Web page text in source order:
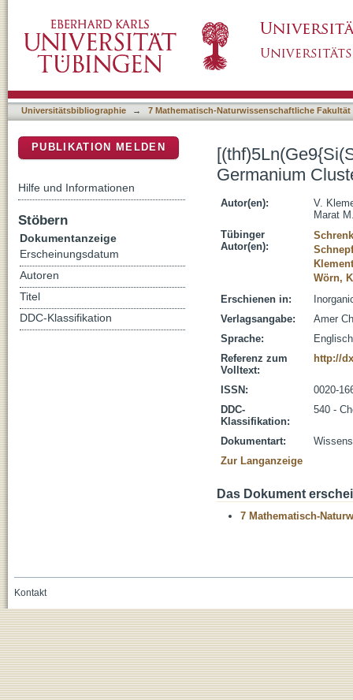
Lanthanides
Universitätsbibliographie → 7 Mathematisch-Naturwissenschaftliche Fakultät
Germanium
Autor(en):
V.
Marat
Tübinger
Autor(en):
Wörn,
Erschienen in:
Verlagsangabe:
Amer
Sprache:
Englisch
Referenz zum
Volltext:
http://
ISSN:
0020-
DDC-
Klassifikation:
540 -
Dokumentart:
Zur Langanzeige
Das Dokument
7 Mathematisch-
PUBLIKATION MELDEN
Hilfe und Informationen
Stöbern
Dokumentanzeige
Erscheinungsdatum
Autoren
Titel
DDC-Klassifikation
Kontakt